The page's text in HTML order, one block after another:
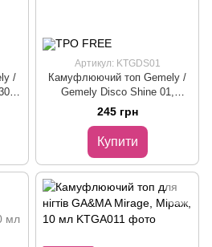
/
Артикул: KTGDS01
Камуфлюючий топ Gemely /
Gemely Disco Shine 01,
срібний, 10 мл
245 грн
Купити